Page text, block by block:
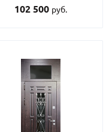
неподвижными глухими
102 500 руб.